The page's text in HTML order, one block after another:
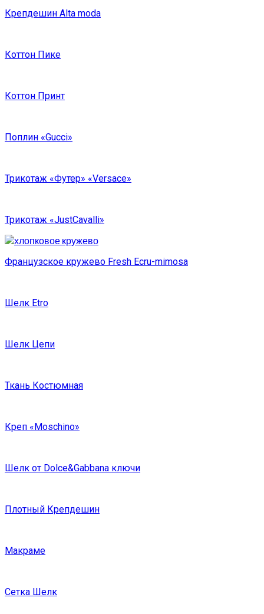
Крепдешин Alta moda
Коттон Пике
Коттон Принт
Поплин «Gucci»
Трикотаж «Футер» «Versace»
Трикотаж «JustCavalli»
Французское кружево Fresh Ecru-mimosa
Шелк Etro
Шелк Цепи
Ткань Костюмная
Креп «Moschino»
Шелк от Dolce&Gabbana ключи
Плотный Крепдешин
Макраме
Сетка Шелк